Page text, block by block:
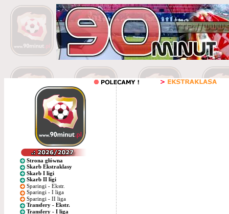
Strona główna
Skarb Ekstraklasy
Skarb I ligi
Skarb II ligi
Sparingi - Ekstr.
Sparingi - I liga
Sparingi - II liga
Transfery - Ekstr.
Transfery - I liga